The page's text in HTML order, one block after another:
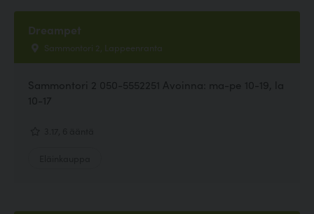
Dreampet
Sammontori 2, Lappeenranta
Sammontori 2 050-5552251 Avoinna: ma-pe 10-19, la
10-17